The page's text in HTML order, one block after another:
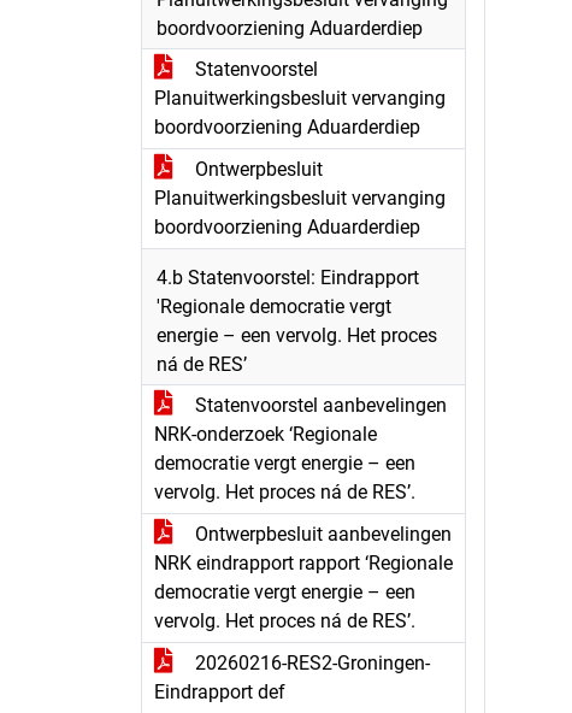
boordvoorziening Aduarderdiep
Statenvoorstel
Planuitwerkingsbesluit vervanging
boordvoorziening Aduarderdiep
Ontwerpbesluit
Planuitwerkingsbesluit vervanging
boordvoorziening Aduarderdiep
4.b Statenvoorstel: Eindrapport
'Regionale democratie vergt
energie – een vervolg. Het proces
ná de RES’
Statenvoorstel aanbevelingen
NRK-onderzoek ‘Regionale
democratie vergt energie – een
vervolg. Het proces ná de RES’.
Ontwerpbesluit aanbevelingen
NRK eindrapport rapport ‘Regionale
democratie vergt energie – een
vervolg. Het proces ná de RES’.
20260216-RES2-Groningen-
Eindrapport def